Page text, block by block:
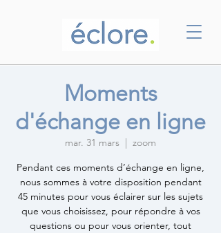
Moments
d'échange en ligne
mar. 31 mars
  |
zoom
Pendant ces moments d’échange en ligne,
nous sommes à votre disposition pendant
45 minutes pour vous éclairer sur les sujets
que vous choisissez, pour répondre à vos
questions ou pour vous orienter, tout